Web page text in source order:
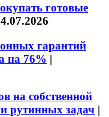
готовые
гарантий
на 76% |
на собственной
рутинных задач |